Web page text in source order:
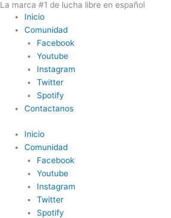
Ir
contenido
La marca #1 de lucha libre en español
Inicio
Comunidad
Facebook
Youtube
Instagram
Twitter
Spotify
Contactanos
Inicio
Comunidad
Facebook
Youtube
Instagram
Twitter
Spotify